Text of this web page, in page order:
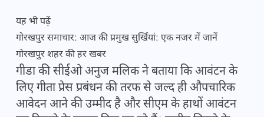
यह भी पढ़ें
गोरखपुर समाचार: आज की प्रमुख सुर्खियां: एक नजर में जानें
गोरखपुर शहर की हर खबर
गीडा की सीईओ अनुज मलिक ने बताया कि आवंटन के
लिए गीता प्रेस प्रबंधन की तरफ से जल्द ही औपचारिक
आवेदन आने की उम्मीद है और सीएम के हाथों आवंटन